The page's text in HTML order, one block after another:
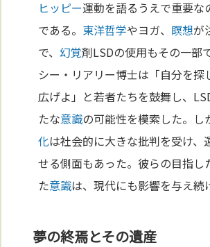
ヒッピー運動を語るうえで重要な
である。 東洋哲学やヨガ、 瞑想が
で、幻覚剤LSDの使用もその一部
シー・リアリー博士は「自分を探
広げよ」と若者たちを鼓舞し、
たな意識の可能性を模索した。し
化は社会的に大きな批判を受け、
せる側面もあった。彼らの目指し
た意識は、現代にも影響を与え続
夢の終焉とその遺産